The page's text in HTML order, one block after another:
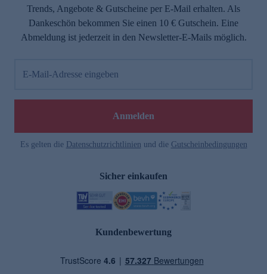
Trends, Angebote & Gutscheine per E-Mail erhalten. Als
Dankeschön bekommen Sie einen 10 € Gutschein. Eine
Abmeldung ist jederzeit in den Newsletter-E-Mails möglich.
E-Mail-Adresse eingeben
Anmelden
Es gelten die Datenschutzrichtlinien und die Gutscheinbedingungen
Sicher einkaufen
Kundenbewertung